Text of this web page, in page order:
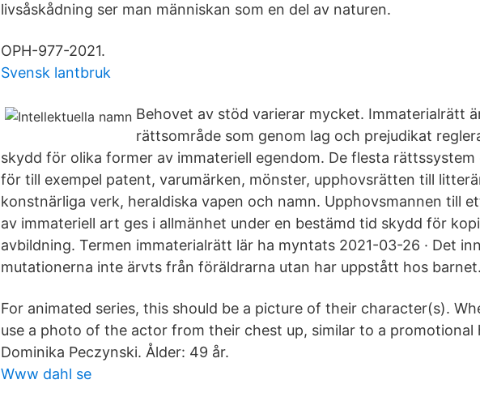
livsåskådning ser man människan som en del av naturen.
OPH-977-2021.
Svensk lantbruk
Behovet av stöd varierar mycket. Immaterialrätt
rättsområde som genom lag och prejudikat
skydd för olika former av immateriell egendom. De flesta rättssystem
för till exempel patent, varumärken, mönster, upphovsrätten till
konstnärliga verk, heraldiska vapen och namn. Upphovsmannen till
av immateriell art ges i allmänhet under en bestämd tid skydd för
avbildning. Termen immaterialrätt lär ha myntats 2021-03-26 · Det
mutationerna inte ärvts från föräldrarna utan har uppstått hos barnet.
For animated series, this should be a picture of their character(s).
use a photo of the actor from their chest up, similar to a promotional
Dominika Peczynski. Ålder: 49 år.
Www dahl se